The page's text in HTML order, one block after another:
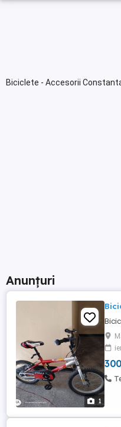
Biciclete - Accesorii
Anunțuri
1